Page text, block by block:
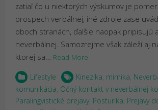
zatiaľ čo u niektorých výskumov je
prospech verbálnej, iné zdroje zase
oboch stranách, ďalšie naopak pripisujú
neverbálnej. Samozrejme však záleží aj
ktorej sa…
Read More
Lifestyle Kinezika mimika
komunikácia Očný kontakt v neverbálnej
Paralingvistické prejavy, Posturika Prejavy